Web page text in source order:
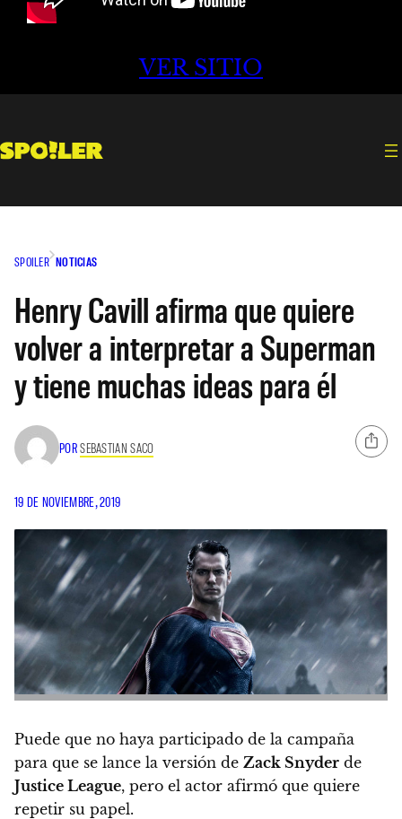
VER SITIO
SPOILER NOTICIAS
Henry Cavill afirma que quiere
volver a interpretar a Superman
y tiene muchas ideas para él
PORSEBASTIAN SACO
19 DE NOVIEMBRE, 2019
Puede que no haya participado de la campaña
para que se lance la versión de Zack Snyder de
Justice League, pero el actor afirmó que quiere
repetir su papel.